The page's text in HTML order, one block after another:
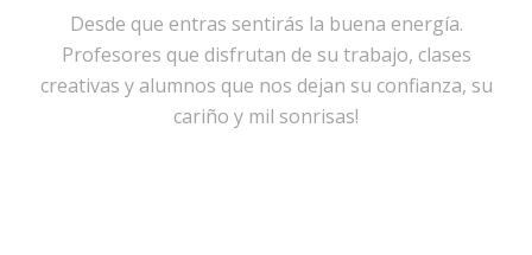
Desde que entras sentirás la buena energía.
Profesores que disfrutan de su trabajo, clases
creativas y alumnos que nos dejan su confianza, su
cariño y mil sonrisas!